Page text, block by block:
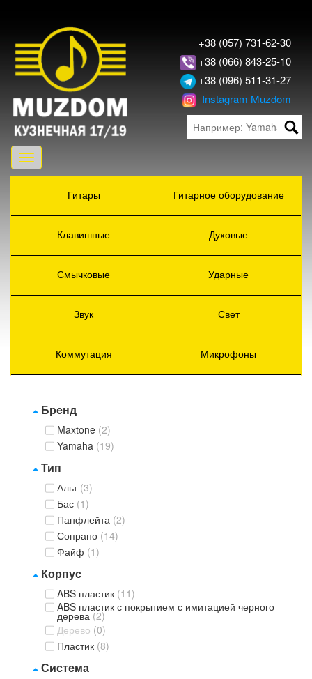
+38 (057) 731-62-30
+38 (066) 843-25-10
+38 (096) 511-31-27
Instagram Muzdom
Toggle
navigation
Гитары
Гитарное оборудование
Клавишные Духовые
Смычковые Ударные
Звук Свет
Коммутация Микрофоны
Бренд
Maxtone (2)
Yamaha (19)
Тип
Альт (3)
Бас (1)
Панфлейта (2)
Сопрано (14)
Файф (1)
Корпус
ABS пластик (11)
ABS пластик с покрытием с имитацией черного
дерева(2)
Дерево (0)
Пластик (8)
Система